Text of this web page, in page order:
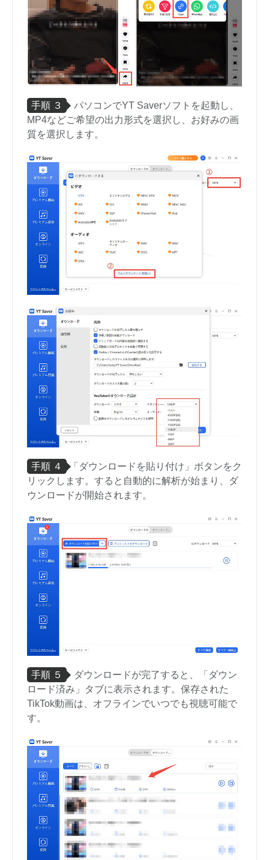
手順 ３
パソコンでYT Saverソフトを起動し、
MP4などご希望の出力形式を選択し、お好みの画
質を選択します。
手順 ４
「ダウンロードを貼り付け」ボタンをク
リックします。すると自動的に解析が始まり、ダ
ウンロードが開始されます。
手順 ５
ダウンロードが完了すると、「ダウン
ロード済み」タブに表示されます。保存された
TikTok動画は、オフラインでいつでも視聴可能で
す。